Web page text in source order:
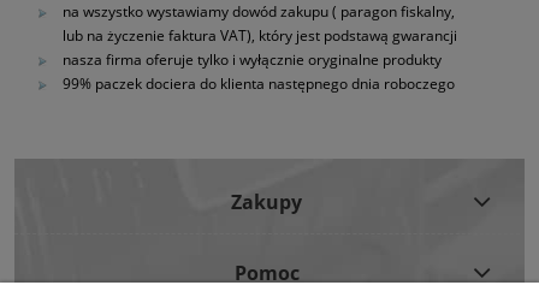
na wszystko wystawiamy dowód zakupu ( paragon fiskalny,
lub na życzenie faktura VAT), który jest podstawą gwarancji
nasza firma oferuje tylko i wyłącznie oryginalne produkty
99% paczek dociera do klienta następnego dnia roboczego
Zakupy
Pomoc